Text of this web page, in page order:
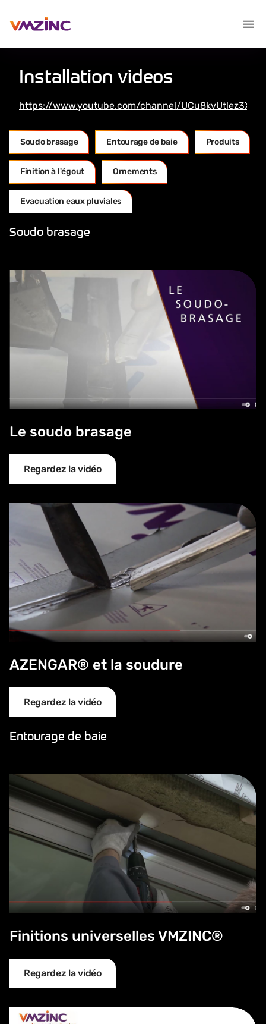
Installation videos
https://www.youtube.com/channel/
Soudo brasage Entourage de baie Produits
Finition à l'égout Ornements
Evacuation eaux pluviales
Soudo brasage
Le soudo brasage
Le soudo brasage
Regardez la vidéo
AZENGAR® et la soudure
AZENGAR® et la soudure
Regardez la vidéo
Entourage de baie
Finitions universelles VMZINC®
Finitions universelles VMZINC®
Regardez la vidéo
Entourage zinc d'un occulus